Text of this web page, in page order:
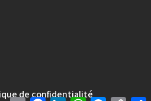
de confidentialité